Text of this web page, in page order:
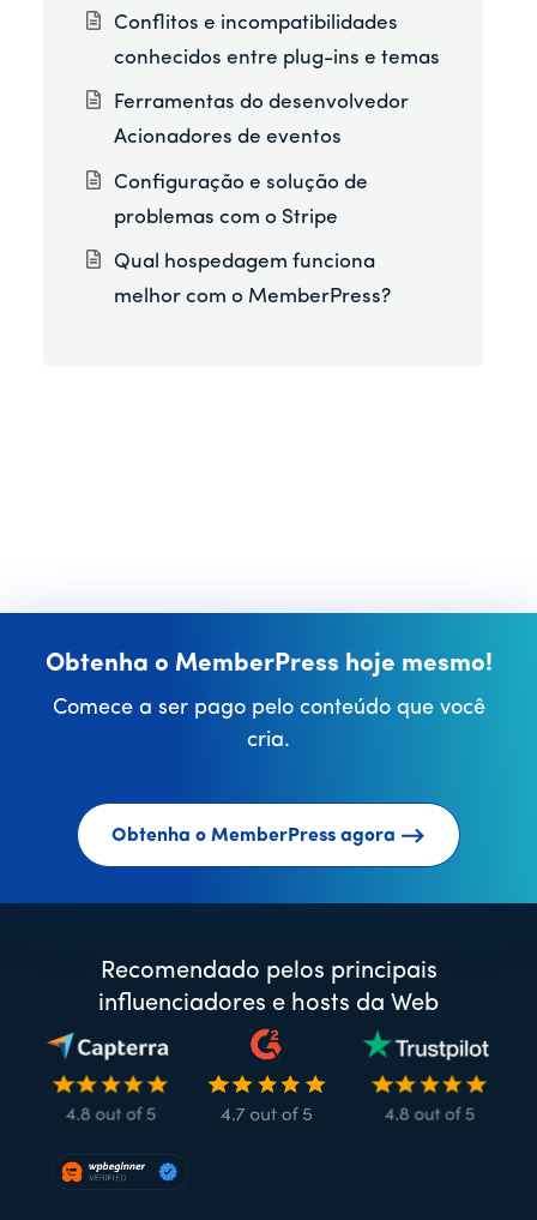
Conflitos e incompatibilidades
conhecidos entre plug-ins e temas
Ferramentas do desenvolvedor
Acionadores de eventos
Configuração e solução de
problemas com o Stripe
Qual hospedagem funciona
melhor com o MemberPress?
Obtenha o MemberPress hoje mesmo!
Comece a ser pago pelo conteúdo que você
cria.
Obtenha o MemberPress agora
Recomendado pelos principais
influenciadores e hosts da Web